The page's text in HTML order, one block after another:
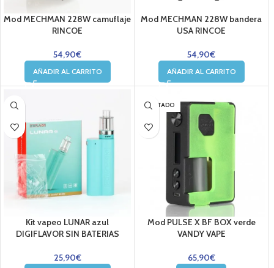
Mod MECHMAN 228W camuflaje
RINCOE
54,90€
AÑADIR AL CARRITO
Mod MECHMAN 228W bandera
USA RINCOE
54,90€
AÑADIR AL CARRITO
Kit vapeo LUNAR azul
DIGIFLAVOR SIN BATERIAS
25,90€
AGOTADO
Mod PULSE X BF BOX verde
VANDY VAPE
65,90€